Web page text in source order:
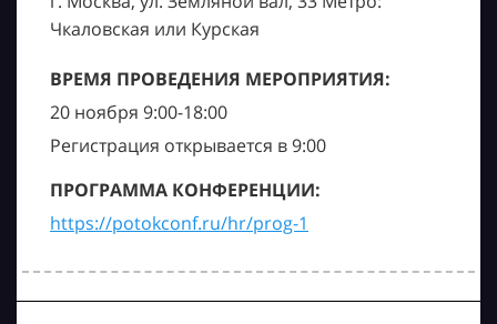
Чкаловская или Курская
ВРЕМЯ ПРОВЕДЕНИЯ МЕРОПРИЯТИЯ:
20 ноября 9:00-18:00
Регистрация открывается в 9:00
ПРОГРАММА КОНФЕРЕНЦИИ:
https://potokconf.ru/hr/prog-1